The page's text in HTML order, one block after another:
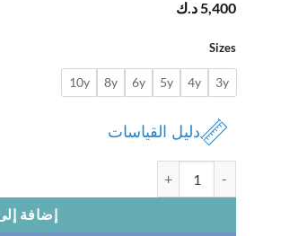
5,400 د.ك
Sizes
3y
4y
5y
6y
8y
10y
دليل القياسات
إضافة